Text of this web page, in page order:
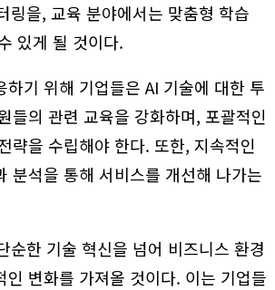
링을, 교육 분야에서는 맞춤형 학습
있게 될 것이다.
하기 위해 기업들은 AI 기술에 대한 투
들의 관련 교육을 강화하며, 포괄적인
략을 수립해야 한다. 또한, 지속적인
분석을 통해 서비스를 개선해 나가는
순한 기술 혁신을 넘어 비즈니스 환경
인 변화를 가져올 것이다. 이는 기업들